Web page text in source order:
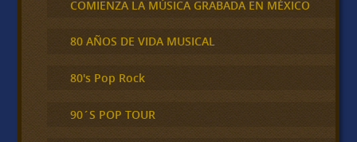
COMIENZA LA MÚSICA GRABADA EN MÉXICO
80 AÑOS DE VIDA MUSICAL
80's Pop Rock
90´S POP TOUR